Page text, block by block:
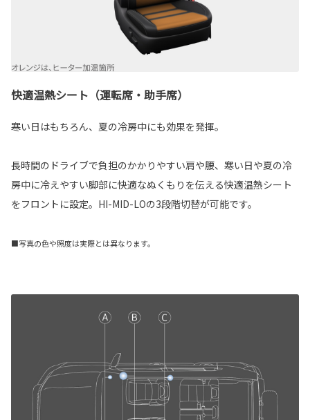
快適温熱シート（運転席・助手席）
寒い日はもちろん、夏の冷房中にも効果を発揮。
長時間のドライブで負担のかかりやすい肩や腰、寒い日や夏の冷
房中に冷えやすい脚部に快適なぬくもりを伝える快適温熱シート
をフロントに設定。HI-MID-LOの3段階切替が可能です。
■写真の色や照度は実際とは異なります。